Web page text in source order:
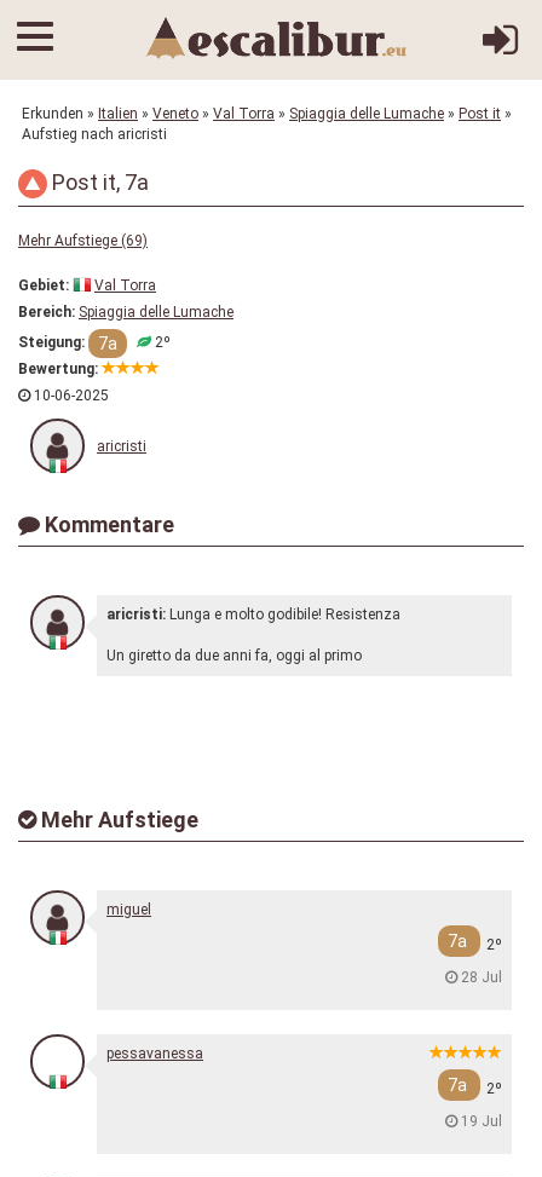
Erkunden » Italien » Veneto » Val Torra » Spiaggia delle Lumache » Post it »
Aufstieg nach aricristi
Post it, 7a
Mehr Aufstiege (69)
Gebiet:
Val Torra
Bereich: Spiaggia delle Lumache
Steigung:
7a
2º
Bewertung:
10-06-2025
aricristi
Kommentare
aricristi: Lunga e molto godibile! Resistenza
Un giretto da due anni fa, oggi al primo
Mehr Aufstiege
miguel
7a
2º
28 Jul
pessavanessa
7a
2º
19 Jul